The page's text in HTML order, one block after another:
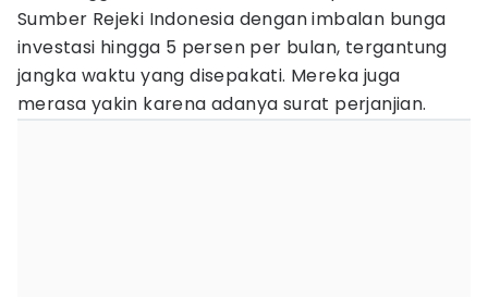
Sumber Rejeki Indonesia dengan imbalan bunga
investasi hingga 5 persen per bulan, tergantung
jangka waktu yang disepakati. Mereka juga
merasa yakin karena adanya surat perjanjian.